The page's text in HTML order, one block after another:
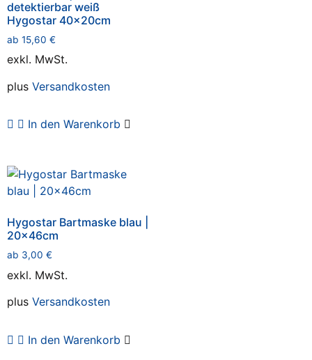
detektierbar weiß
Hygostar 40x20cm
ab 15,60 €
exkl. MwSt.
plus Versandkosten
In den Warenkorb
Hygostar Bartmaske blau |
20x46cm
ab 3,00 €
exkl. MwSt.
plus Versandkosten
In den Warenkorb